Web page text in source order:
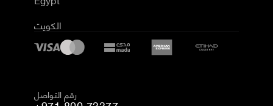
الكويت
رقم التواصل